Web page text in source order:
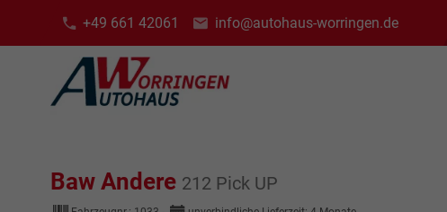
+49 661 42061 info@autohaus-worringen.de
Baw Andere 212 Pick UP